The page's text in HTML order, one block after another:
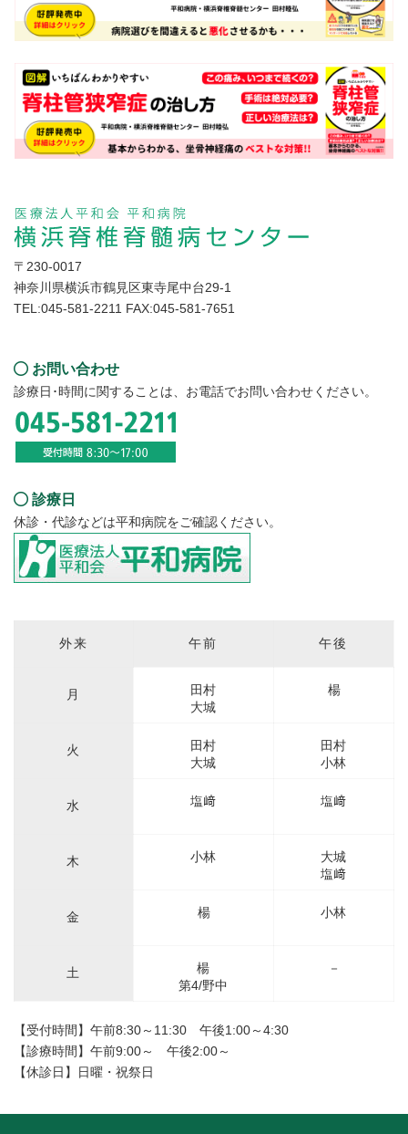
〒230-0017
神奈川県横浜市鶴見区東寺尾中台29-1
TEL:045-581-2211 FAX:045-581-7651
お問い合わせ
診療日･時間に関することは、お電話でお問い合わせください。
診療日
休診・代診などは平和病院をご確認ください。
外来
月
火
水
木
金
土
午前
田村
大城
田村
大城
塩﨑
小林
楊
楊
第4/野中
午後
楊
田村
小林
塩﨑
大城
塩﨑
小林
－
【受付時間】午前8:30～11:30 午後1:00～4:30
【診療時間】午前9:00～ 午後2:00～
【休診日】日曜・祝祭日